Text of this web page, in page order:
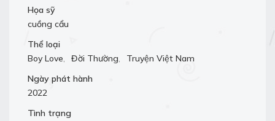
Họa sỹ
cuồng cẩu
Thể loại
Boy Love, Đời Thường,
Truyện Việt Nam
Ngày phát hành
2022
Tình trạng